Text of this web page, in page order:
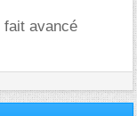
fait avancé